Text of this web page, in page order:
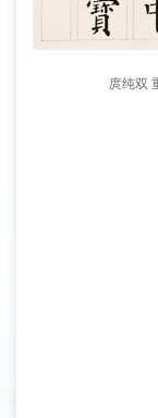
庹纯双